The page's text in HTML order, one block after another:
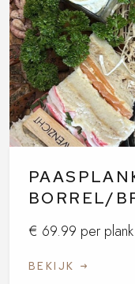
BORREL/
€ 69.99 per plank
BEKIJK